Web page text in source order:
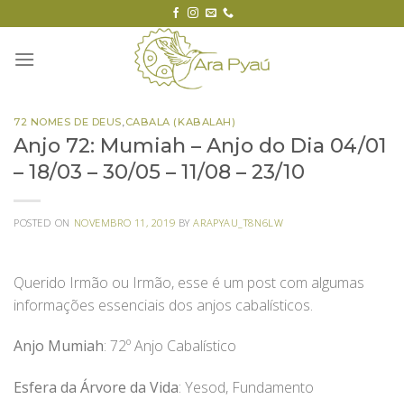
to
content
72 NOMES DE DEUS,CABALA (KABALAH)
Anjo 72: Mumiah – Anjo do Dia 04/01
– 18/03 – 30/05 – 11/08 – 23/10
POSTED ON NOVEMBRO 11, 2019 BYARAPYAU_T8N6LW
Querido Irmão ou Irmão, esse é um post com algumas
informações essenciais dos anjos cabalísticos.
Anjo Mumiah: 72º Anjo Cabalístico
Esfera da Árvore da Vida: Yesod, Fundamento